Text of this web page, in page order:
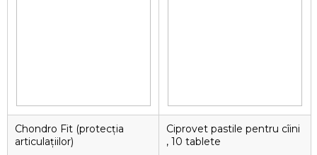
Chondro Fit (protecția
articulațiilor)
Ciprovet pastile pentru cîini
, 10 tablete